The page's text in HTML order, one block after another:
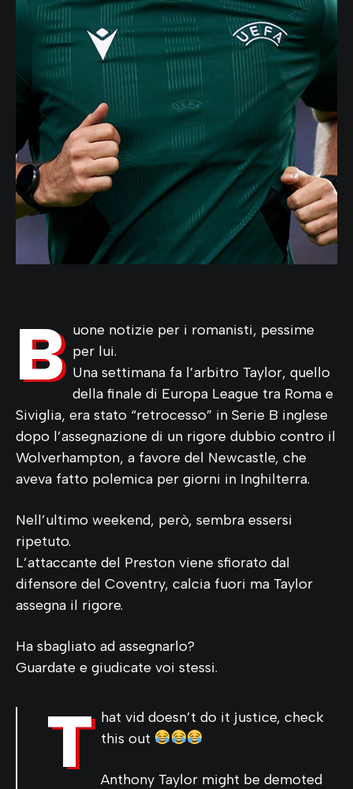
B uone notizie per i romanisti, pessime
per lui.
Una settimana fa l’arbitro Taylor, quello
della finale di Europa League tra Roma e
Siviglia, era stato “retrocesso” in Serie B inglese
dopo l’assegnazione di un rigore dubbio contro il
Wolverhampton, a favore del Newcastle, che
aveva fatto polemica per giorni in Inghilterra.
Nell’ultimo weekend, però, sembra essersi
ripetuto.
L’attaccante del Preston viene sfiorato dal
difensore del Coventry, calcia fuori ma Taylor
assegna il rigore.
Ha sbagliato ad assegnarlo?
Guardate e giudicate voi stessi.
T hat vid doesn’t do it justice, check
this out
Anthony Taylor might be demoted